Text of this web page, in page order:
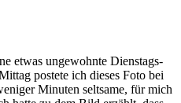
etwas ungewohnte Dienstags-
postete ich dieses Foto bei
Minuten seltsame, für mich